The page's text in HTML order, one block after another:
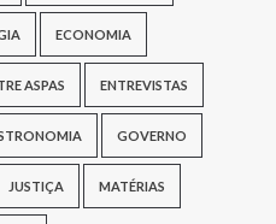
ECONOMIA
ASPAS ENTREVISTAS
GOVERNO
JUSTIÇA MATÉRIAS